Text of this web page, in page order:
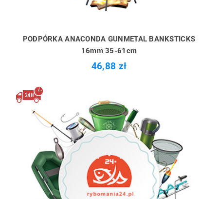
PODPÓRKA ANACONDA GUNMETAL BANKSTICKS
16mm 35-61cm
46,88 zł